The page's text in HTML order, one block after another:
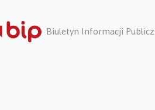
Biuletyn Informacji